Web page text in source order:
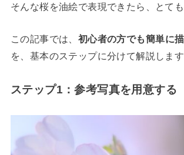
そんな桜を油絵で表現できたら、とても
この記事では、 初心者の方でも簡単に
を、基本のステップに分けて解説します
ステップ1：参考写真を用意する